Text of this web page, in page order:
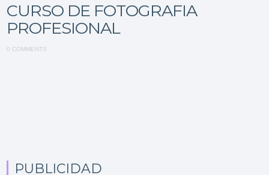
CURSO DE FOTOGRAFIA
PROFESIONAL
0 COMMENTS
PUBLICIDAD